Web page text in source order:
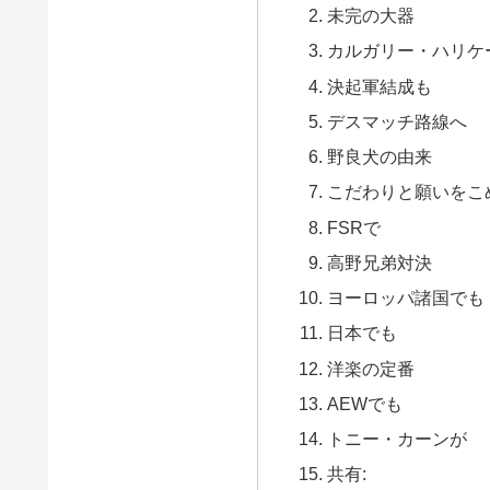
未完の大器
カルガリー・ハリケ
決起軍結成も
デスマッチ路線へ
野良犬の由来
こだわりと願いをこ
FSRで
高野兄弟対決
ヨーロッパ諸国でも
日本でも
洋楽の定番
AEWでも
トニー・カーンが
共有: